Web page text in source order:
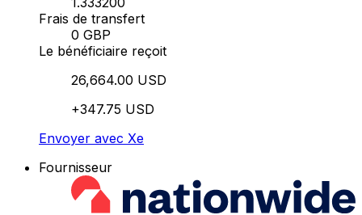
Frais de transfert
0 GBP
Le bénéficiaire reçoit
26,664.00 USD
+347.75 USD
Envoyer avec Xe
Fournisseur